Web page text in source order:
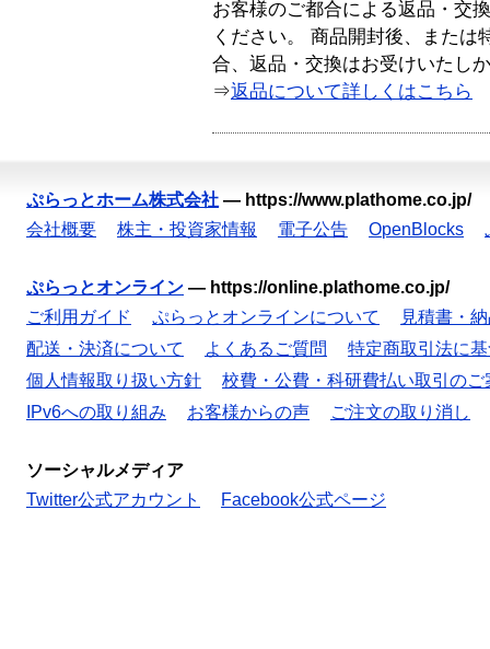
お客様のご都合による返品・交
ください。 商品開封後、または
合、返品・交換はお受けいたし
⇒返品について詳しくはこちら
ぷらっとホーム株式会社 — https://www.plathome.co.jp/
会社概要
株主・投資家情報 電子公告 OpenBlocks
ぷらっとオンライン — https://online.plathome.co.jp/
ご利用ガイド
ぷらっとオンラインについて
見積書・
配送・決済について
よくあるご質問
特定商取引法に
個人情報取り扱い方針
校費・公費・科研費払い取引のご
IPv6への取り組み
お客様からの声 ご注文の取り消し
ソーシャルメディア
Twitter公式アカウント
Facebook公式ページ